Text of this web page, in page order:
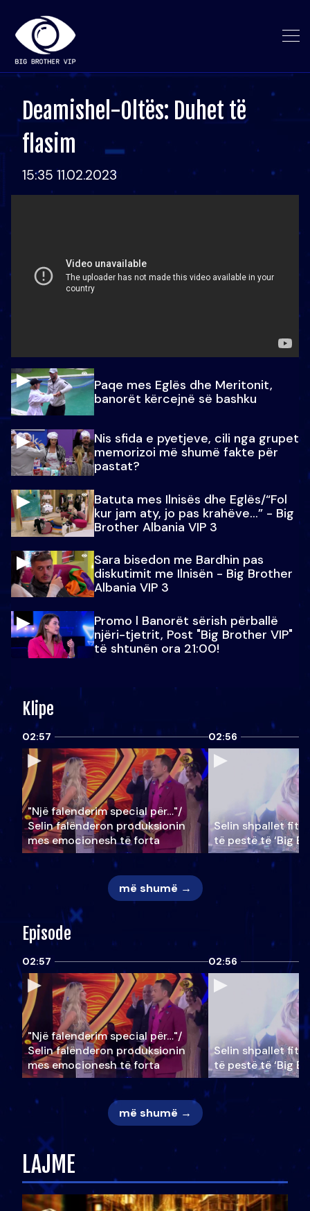
Deamishel-Oltës: Duhet të
flasim
15:35 11.02.2023
Paqe mes Eglës dhe Meritonit,
banorët kërcejnë së bashku
Nis sfida e pyetjeve, cili nga grupet
memorizoi më shumë fakte për
pastat?
Batuta mes Ilnisës dhe Eglës/“Fol
kur jam aty, jo pas krahëve…” - Big
Brother Albania VIP 3
Sara bisedon me Bardhin pas
diskutimit me Ilnisën - Big Brother
Albania VIP 3
Promo l Banorët sërish përballë
njëri-tjetrit, Post "Big Brother VIP"
të shtunën ora 21:00!
Klipe
02:57
"Një falenderim special për…"/
Selin falënderon produksionin
mes emocionesh të forta
02:56
Selin shpallet
të pestë të ‘Big
më shumë →
Episode
02:57
"Një falenderim special për…"/
Selin falënderon produksionin
mes emocionesh të forta
02:56
Selin shpallet
të pestë të ‘Big
më shumë →
LAJME